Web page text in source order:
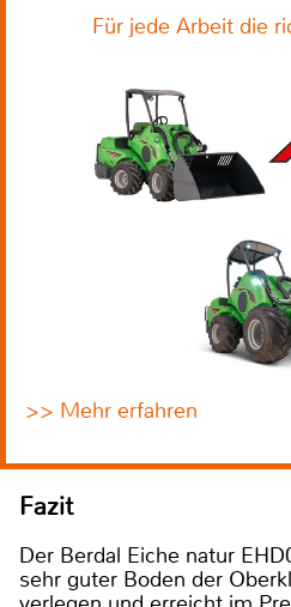
Für jede Arbeit die
>> Mehr erfahren
Fazit
Der Berdal Eiche natur
sehr guter Boden der